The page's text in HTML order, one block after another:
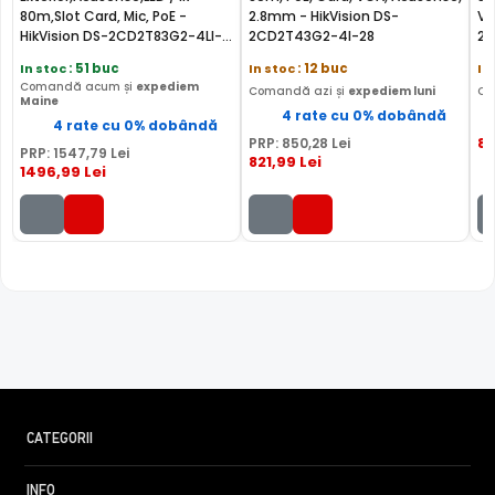
afisare a culorilor, iar pe timpul noptii acesta este retras
pentru a permite luminii in infrarosu sa treaca,
imbunatatind vizibilitatea camerei in modul alb/negru.
TRUE WDR (Wide Dinamic Range)
Spre deosebire de functia BLC (compensarea luminii din
80m,Slot Card, Mic, PoE -
HikVision DS-2CD2T83G2-4LI-
In stoc: 51 buc
Comandă acum și expediem
Maine
4 rate cu 0% dobândă
PRP: 1547,79 Lei
1496,99 Lei
2.8mm - HikVision DS-
2CD2T43G2-4I-28
In stoc: 12 buc
Comandă azi și expediem luni
4 rate cu 0% dobândă
PRP: 850,28 Lei
821,99 Lei
In
CATEGORII
INFO